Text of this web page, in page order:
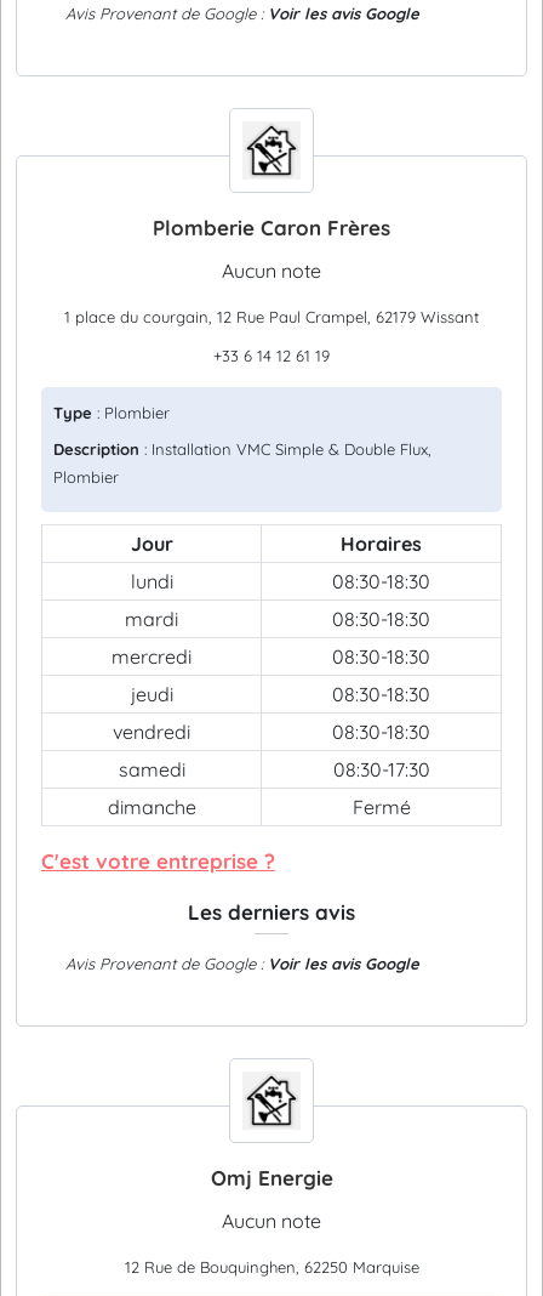
Avis Provenant de Google : Voir les avis Google
Plomberie Caron Frères
Aucun note
1 place du courgain, 12 Rue Paul Crampel, 62179 Wissant
+33 6 14 12 61 19
Type : Plombier
Description : Installation VMC Simple & Double Flux,
Plombier
Jour
Horaires
lundi
08:30-18:30
mardi
08:30-18:30
mercredi
08:30-18:30
jeudi
08:30-18:30
vendredi
08:30-18:30
samedi
08:30-17:30
dimanche
Fermé
C'est votre entreprise ?
Les derniers avis
Avis Provenant de Google : Voir les avis Google
Omj Energie
Aucun note
12 Rue de Bouquinghen, 62250 Marquise